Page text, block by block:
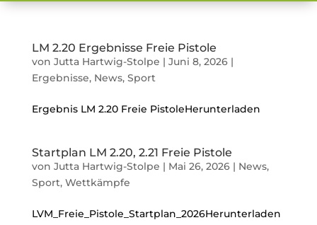
LM 2.20 Ergebnisse Freie Pistole
von Jutta Hartwig-Stolpe | Juni 8, 2026|
Ergebnisse, News, Sport
Ergebnis LM 2.20 Freie PistoleHerunterladen
Startplan LM 2.20, 2.21 Freie Pistole
von Jutta Hartwig-Stolpe | Mai 26, 2026| News,
Sport, Wettkämpfe
LVM_Freie_Pistole_Startplan_2026Herunterladen